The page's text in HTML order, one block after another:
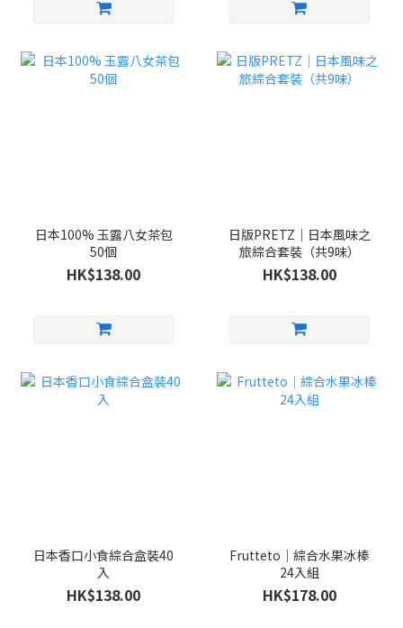
日本100% 玉露八女茶包
50個
HK$138.00
日版PRETZ｜日本風味之
旅綜合套裝（共9味）
HK$138.00
日本香口小食綜合盒裝40
入
HK$138.00
Frutteto｜綜合水果冰棒
24入組
HK$178.00